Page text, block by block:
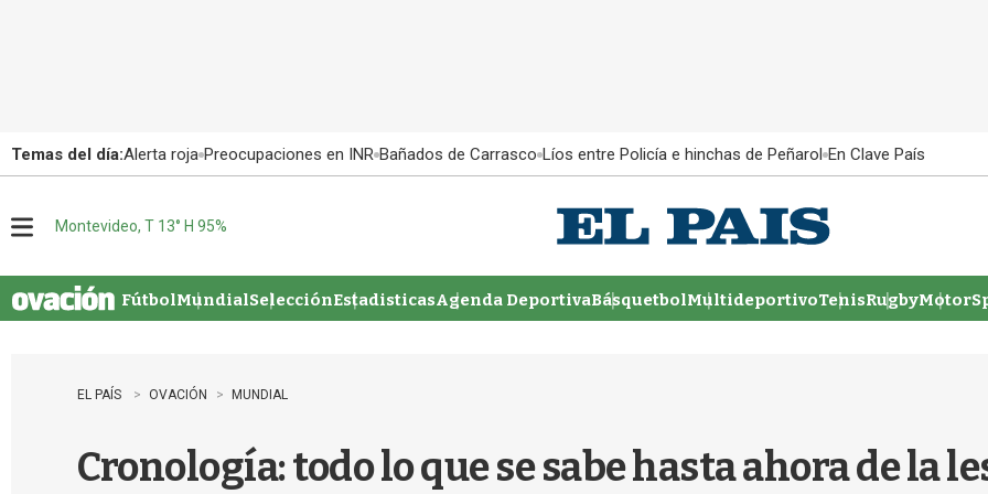
Temas del día:Alerta roja Preocupaciones en INR Bañados de Carrasco Líos entre Policía e hinchas de Peñarol En Clave País
u
Montevideo, T 13° H 95%
FútbolMundialSelecciónEstadisticasAgenda DeportivaBásquetbolMultideportivoTenisRugby
EL PAÍS OVACIÓN MUNDIAL
Cronología: todo lo que se sabe hasta ahora de la